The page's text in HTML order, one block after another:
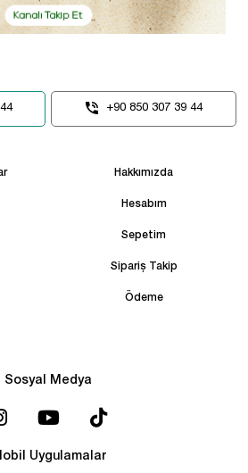
+90 850 307 39 44
Hakkımızda
Hesabım
Sepetim
Sipariş Takip
Ödeme
Sosyal Medya
Uygulamalar